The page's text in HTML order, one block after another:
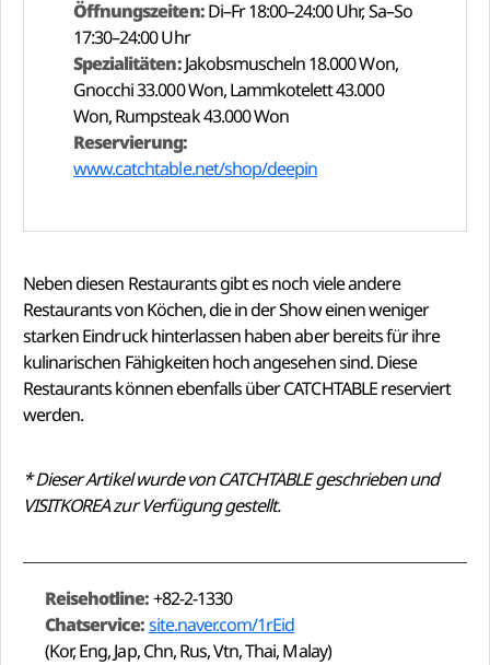
Öffnungszeiten:Di–Fr 18:00–24:00 Uhr, Sa–So
17:30–24:00 Uhr
Spezialitäten:Jakobsmuscheln 18.000 Won,
Gnocchi 33.000 Won, Lammkotelett 43.000
Won, Rumpsteak 43.000 Won
Reservierung:
www.catchtable.net/shop/deepin
Neben diesen Restaurants gibt es noch viele andere
Restaurants von Köchen, die in der Show einen weniger
starken Eindruck hinterlassen haben aber bereits für ihre
kulinarischen Fähigkeiten hoch angesehen sind. Diese
Restaurants können ebenfalls über CATCHTABLE reserviert
werden.
* Dieser Artikel wurde von CATCHTABLE geschrieben und
VISITKOREA zur Verfügung gestellt.
Reisehotline:+82-2-1330
Chatservice:site.naver.com/1rEid
(Kor, Eng, Jap, Chn, Rus, Vtn, Thai, Malay)